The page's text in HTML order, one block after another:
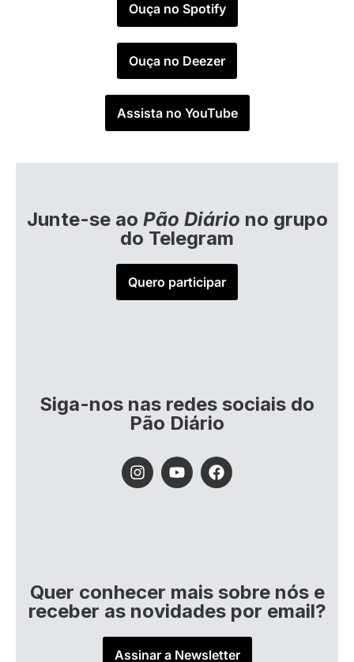
Ouça no Spotify
Ouça no Deezer
Assista no YouTube
Junte-se ao Pão Diário no grupo
do Telegram
Quero participar
Siga-nos nas redes sociais do
Pão Diário
Quer conhecer mais sobre nós e
receber as novidades por email?
Assinar a Newsletter